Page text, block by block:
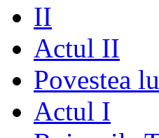
II
Actul II
Povestea
Actul I